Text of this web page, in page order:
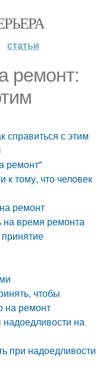
статьи
ремонт:
справиться с этим
ремонт"
к тому, что человек
ремонт
на время ремонта
чтобы
на ремонт
на
при надоедливости